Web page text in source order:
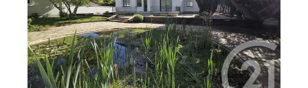
Maison à vendre
420 000 €
Découvrez une demeure d'exception à